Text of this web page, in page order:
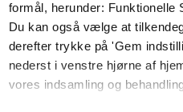
formål, herunder:
Du kan også vælge at
derefter trykke på 'Gem
nederst i venstre hjørne af
vores indsamling og